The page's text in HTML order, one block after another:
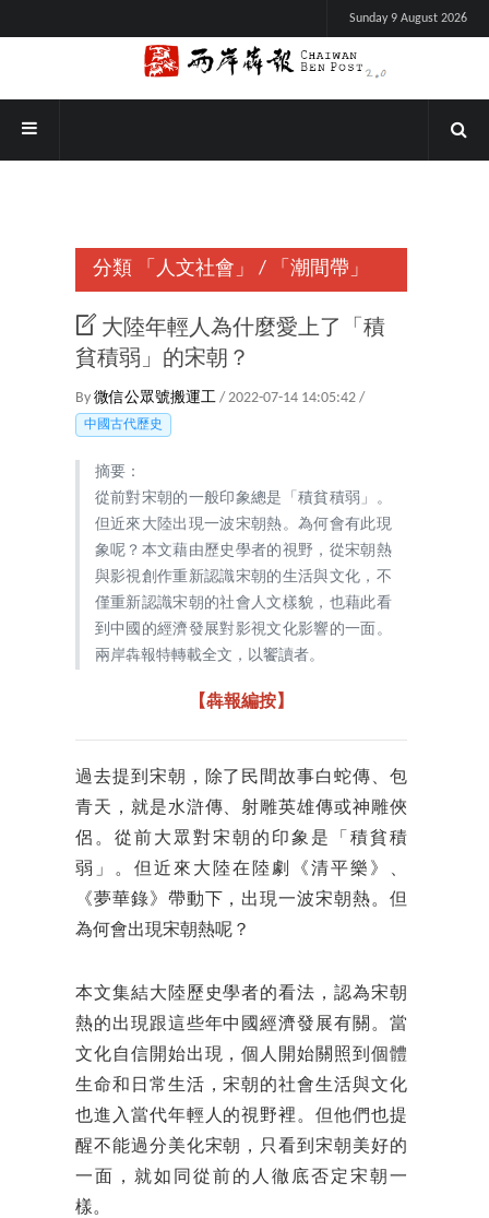
Sunday 9 August 2026
分類 「人文社會」 / 「潮間帶」
大陸年輕人為什麼愛上了「積
貧積弱」的宋朝？
By 微信公眾號搬運工 / 2022-07-14 14:05:42 /
中國古代歷史
摘要：
從前對宋朝的一般印象總是「積貧積弱」。
但近來大陸出現一波宋朝熱。為何會有此現
象呢？本文藉由歷史學者的視野，從宋朝熱
與影視創作重新認識宋朝的生活與文化，不
僅重新認識宋朝的社會人文樣貌，也藉此看
到中國的經濟發展對影視文化影響的一面。
兩岸犇報特轉載全文，以饗讀者。
【犇報編按】
過去提到宋朝，除了民間故事白蛇傳、包
青天，就是水滸傳、射雕英雄傳或神雕俠
侶。從前大眾對宋朝的印象是「積貧積
弱」。但近來大陸在陸劇《清平樂》、
《夢華錄》帶動下，出現一波宋朝熱。但
為何會出現宋朝熱呢？
本文集結大陸歷史學者的看法，認為宋朝
熱的出現跟這些年中國經濟發展有關。 當
文化自信開始出現，個人開始關照到個體
生命和日常生活，宋朝的社會生活與文化
也進入當代年輕人的視野裡。但他們也提
醒不能過分美化宋朝，只看到宋朝美好的
一面，就如同從前的人徹底否定宋朝一
樣。